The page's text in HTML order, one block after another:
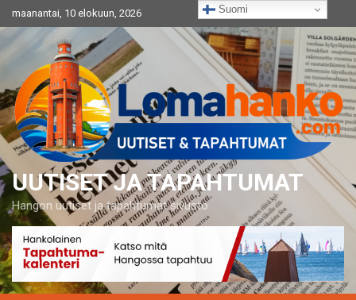
to
content
maanantai, 10 elokuun, 2026
UUTISET JA TAPAHTUMAT
Hangon uutiset ja tapahtumat sivusto
Suomi